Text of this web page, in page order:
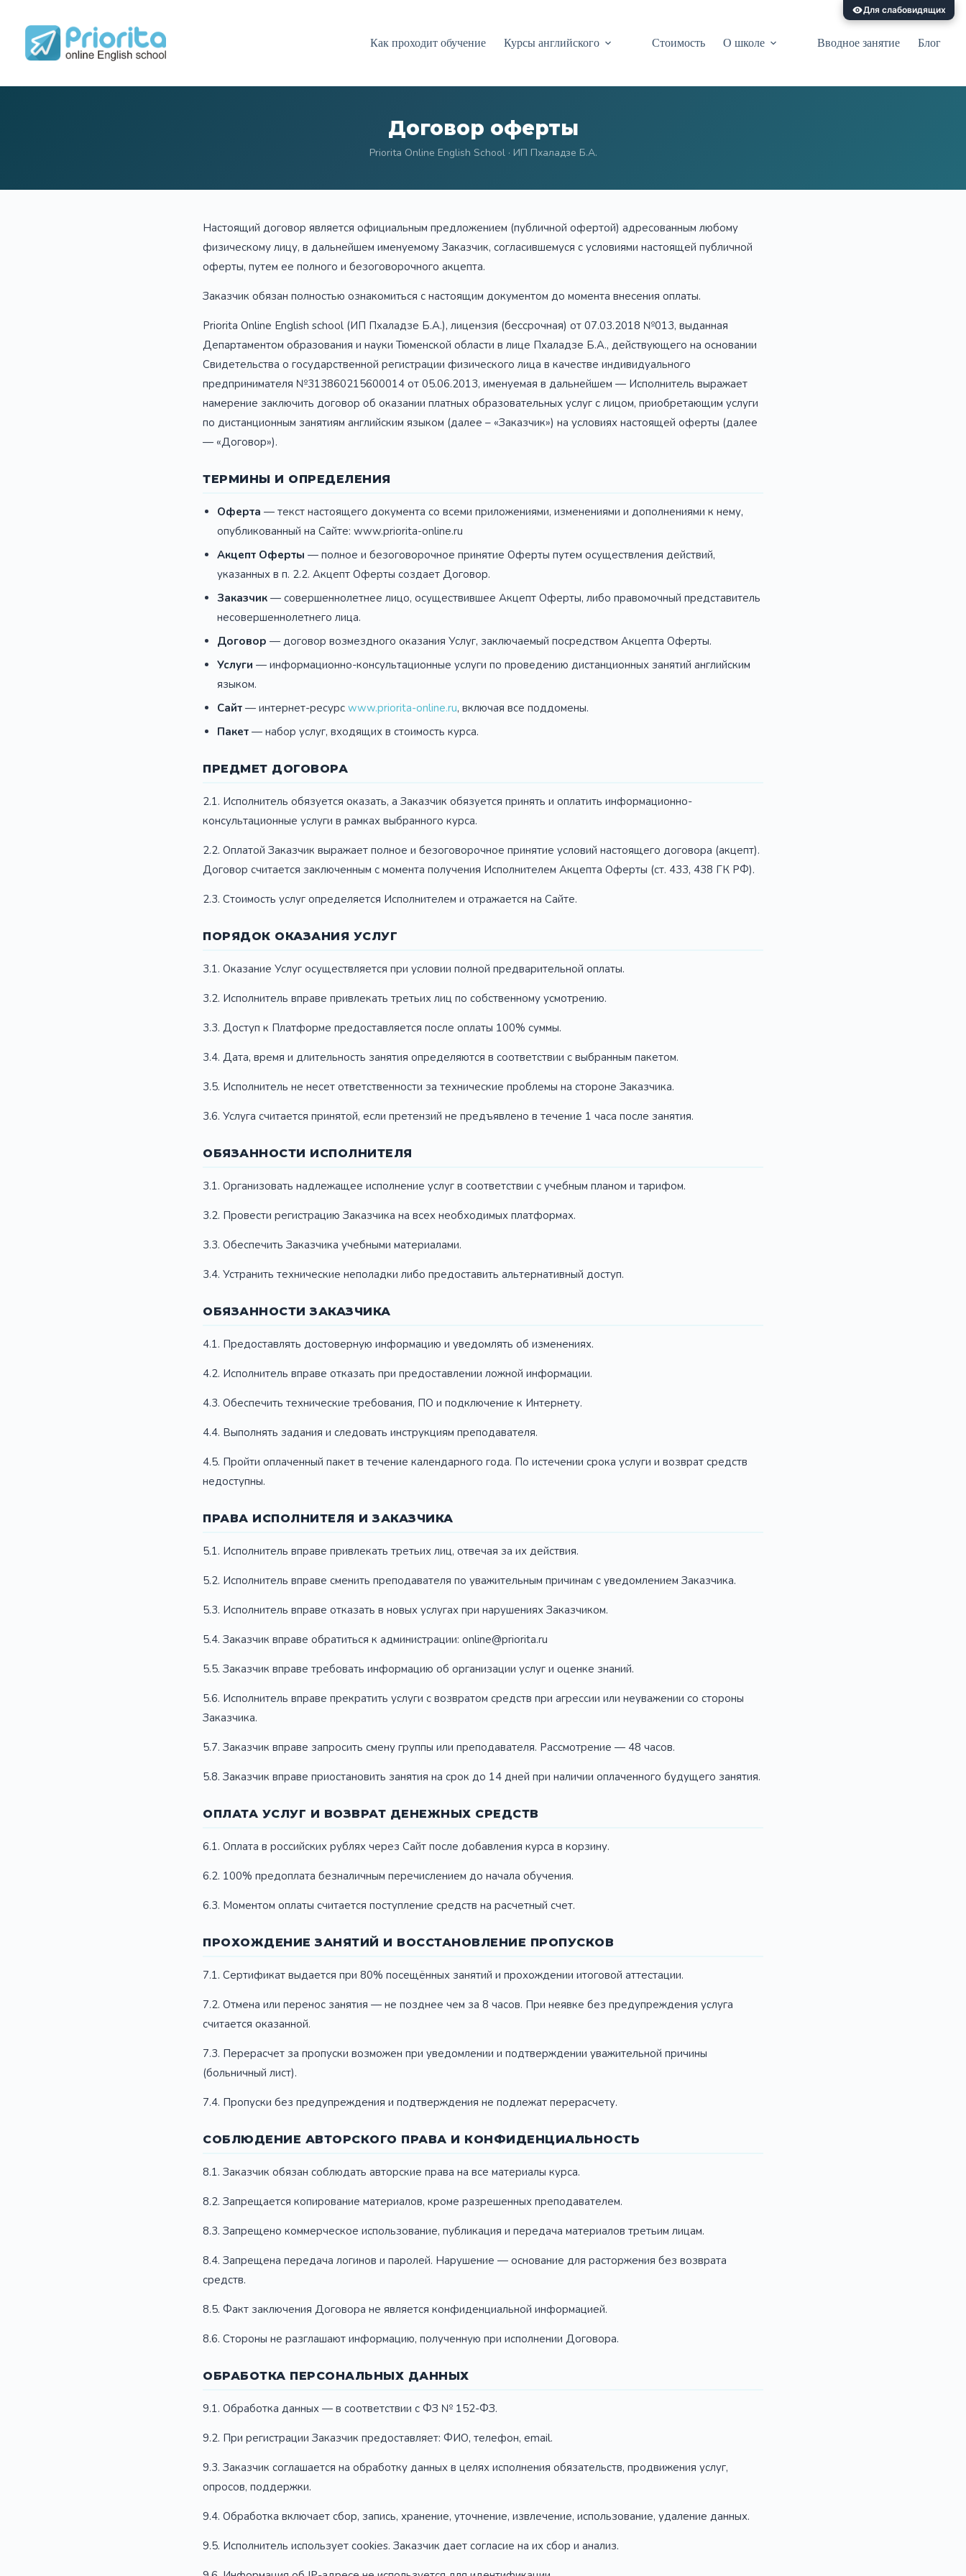
Как проходит обучение
Курсы английского Стоимость О школе Вводное занятие Блог
Договор оферты
Priorita Online English School · ИП Пхаладзе Б.А.
Настоящий договор является официальным предложением (публичной офертой) адресованным любому
физическому лицу, в дальнейшем именуемому Заказчик, согласившемуся с условиями настоящей публичной
оферты, путем ее полного и безоговорочного акцепта.
Заказчик обязан полностью ознакомиться с настоящим документом до момента внесения оплаты.
Priorita Online English school (ИП Пхаладзе Б.А.), лицензия (бессрочная) от 07.03.2018 №013, выданная
Департаментом образования и науки Тюменской области в лице Пхаладзе Б.А., действующего на основании
Свидетельства о государственной регистрации физического лица в качестве индивидуального
предпринимателя №313860215600014 от 05.06.2013, именуемая в дальнейшем — Исполнитель выражает
намерение заключить договор об оказании платных образовательных услуг с лицом, приобретающим услуги
по дистанционным занятиям английским языком (далее – «Заказчик») на условиях настоящей оферты (далее
— «Договор»).
ТЕРМИНЫ И ОПРЕДЕЛЕНИЯ
Оферта — текст настоящего документа со всеми приложениями, изменениями и дополнениями к нему,
опубликованный на Сайте: www.priorita-online.ru
Акцепт Оферты — полное и безоговорочное принятие Оферты путем осуществления действий,
указанных в п. 2.2. Акцепт Оферты создает Договор.
Заказчик — совершеннолетнее лицо, осуществившее Акцепт Оферты, либо правомочный представитель
несовершеннолетнего лица.
Договор — договор возмездного оказания Услуг, заключаемый посредством Акцепта Оферты.
Услуги — информационно-консультационные услуги по проведению дистанционных занятий английским
языком.
Сайт — интернет-ресурс www.priorita-online.ru, включая все поддомены.
Пакет — набор услуг, входящих в стоимость курса.
ПРЕДМЕТ ДОГОВОРА
2.1. Исполнитель обязуется оказать, а Заказчик обязуется принять и оплатить информационно-
консультационные услуги в рамках выбранного курса.
2.2. Оплатой Заказчик выражает полное и безоговорочное принятие условий настоящего договора (акцепт).
Договор считается заключенным с момента получения Исполнителем Акцепта Оферты (ст. 433, 438 ГК РФ).
2.3. Стоимость услуг определяется Исполнителем и отражается на Сайте.
ПОРЯДОК ОКАЗАНИЯ УСЛУГ
3.1. Оказание Услуг осуществляется при условии полной предварительной оплаты.
3.2. Исполнитель вправе привлекать третьих лиц по собственному усмотрению.
3.3. Доступ к Платформе предоставляется после оплаты 100% суммы.
3.4. Дата, время и длительность занятия определяются в соответствии с выбранным пакетом.
3.5. Исполнитель не несет ответственности за технические проблемы на стороне Заказчика.
3.6. Услуга считается принятой, если претензий не предъявлено в течение 1 часа после занятия.
ОБЯЗАННОСТИ ИСПОЛНИТЕЛЯ
3.1. Организовать надлежащее исполнение услуг в соответствии с учебным планом и тарифом.
3.2. Провести регистрацию Заказчика на всех необходимых платформах.
3.3. Обеспечить Заказчика учебными материалами.
3.4. Устранить технические неполадки либо предоставить альтернативный доступ.
ОБЯЗАННОСТИ ЗАКАЗЧИКА
4.1. Предоставлять достоверную информацию и уведомлять об изменениях.
4.2. Исполнитель вправе отказать при предоставлении ложной информации.
4.3. Обеспечить технические требования, ПО и подключение к Интернету.
4.4. Выполнять задания и следовать инструкциям преподавателя.
4.5. Пройти оплаченный пакет в течение календарного года. По истечении срока услуги и возврат средств
недоступны.
ПРАВА ИСПОЛНИТЕЛЯ И ЗАКАЗЧИКА
5.1. Исполнитель вправе привлекать третьих лиц, отвечая за их действия.
5.2. Исполнитель вправе сменить преподавателя по уважительным причинам с уведомлением Заказчика.
5.3. Исполнитель вправе отказать в новых услугах при нарушениях Заказчиком.
5.4. Заказчик вправе обратиться к администрации: online@priorita.ru
5.5. Заказчик вправе требовать информацию об организации услуг и оценке знаний.
5.6. Исполнитель вправе прекратить услуги с возвратом средств при агрессии или неуважении со стороны
Заказчика.
5.7. Заказчик вправе запросить смену группы или преподавателя. Рассмотрение — 48 часов.
5.8. Заказчик вправе приостановить занятия на срок до 14 дней при наличии оплаченного будущего занятия.
ОПЛАТА УСЛУГ И ВОЗВРАТ ДЕНЕЖНЫХ СРЕДСТВ
6.1. Оплата в российских рублях через Сайт после добавления курса в корзину.
6.2. 100% предоплата безналичным перечислением до начала обучения.
6.3. Моментом оплаты считается поступление средств на расчетный счет.
ПРОХОЖДЕНИЕ ЗАНЯТИЙ И ВОССТАНОВЛЕНИЕ ПРОПУСКОВ
7.1. Сертификат выдается при 80% посещённых занятий и прохождении итоговой аттестации.
7.2. Отмена или перенос занятия — не позднее чем за 8 часов. При неявке без предупреждения услуга
считается оказанной.
7.3. Перерасчет за пропуски возможен при уведомлении и подтверждении уважительной причины
(больничный лист).
7.4. Пропуски без предупреждения и подтверждения не подлежат перерасчету.
СОБЛЮДЕНИЕ АВТОРСКОГО ПРАВА И КОНФИДЕНЦИАЛЬНОСТЬ
8.1. Заказчик обязан соблюдать авторские права на все материалы курса.
8.2. Запрещается копирование материалов, кроме разрешенных преподавателем.
8.3. Запрещено коммерческое использование, публикация и передача материалов третьим лицам.
8.4. Запрещена передача логинов и паролей. Нарушение — основание для расторжения без возврата
средств.
8.5. Факт заключения Договора не является конфиденциальной информацией.
8.6. Стороны не разглашают информацию, полученную при исполнении Договора.
ОБРАБОТКА ПЕРСОНАЛЬНЫХ ДАННЫХ
9.1. Обработка данных — в соответствии с ФЗ № 152-ФЗ.
9.2. При регистрации Заказчик предоставляет: ФИО, телефон, email.
9.3. Заказчик соглашается на обработку данных в целях исполнения обязательств, продвижения услуг,
опросов, поддержки.
9.4. Обработка включает сбор, запись, хранение, уточнение, извлечение, использование, удаление данных.
9.5. Исполнитель использует cookies. Заказчик дает согласие на их сбор и анализ.
Для слабовидящих